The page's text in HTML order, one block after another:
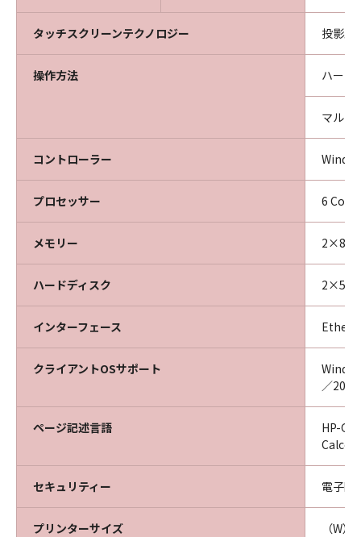
タッチスクリーンテクノロジー 投影型
操作方法 ハード
マルチ
コントローラー
プロセッサー 6
メモリー
ハードディスク
インターフェース
クライアントOSサポート
／
ページ記述言語
HP-GL
セキュリティー 電子断
プリンターサイズ （W